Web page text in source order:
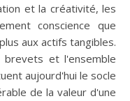
et la créativité, les
conscience que
aux actifs tangibles.
brevets et l'ensemble
aujourd'hui le socle
de la valeur d'une